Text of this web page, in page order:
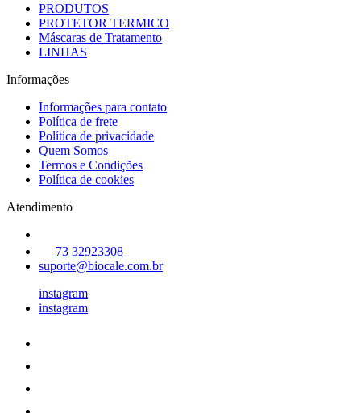
PRODUTOS
PROTETOR TERMICO
Máscaras de Tratamento
LINHAS
Informações
Informações para contato
Política de frete
Política de privacidade
Quem Somos
Termos e Condições
Política de cookies
Atendimento
73 32923308
suporte@biocale.com.br
instagram
instagram